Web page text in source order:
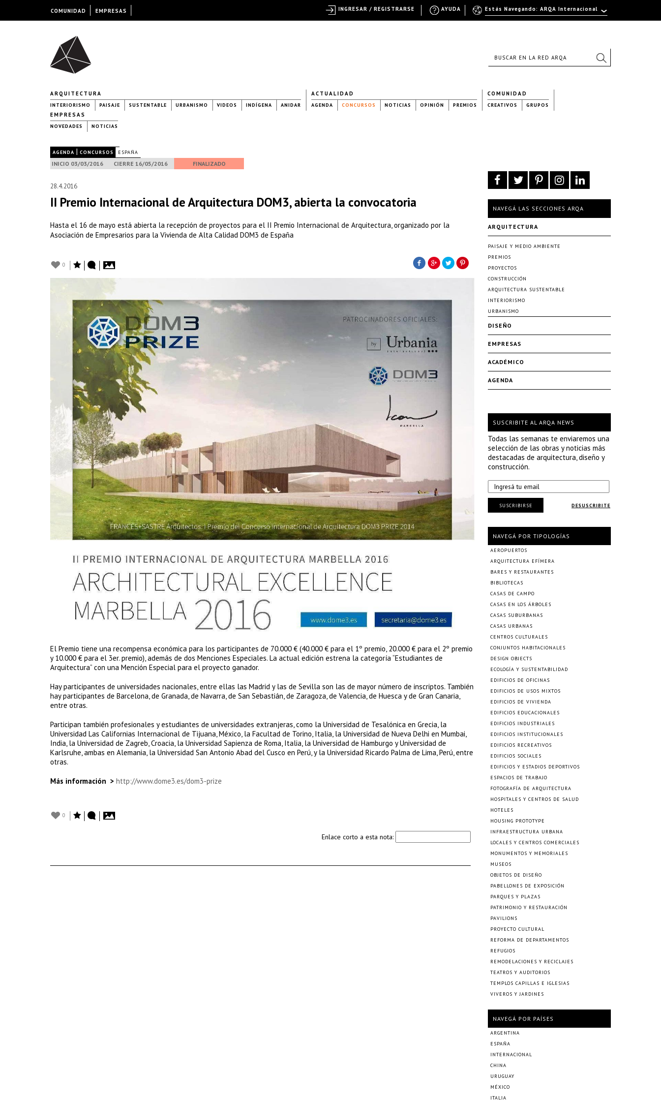
ARQUITECTURA
INTERIORISMO PAISAJE SUSTENTABLE URBANISMO VIDEOS INDÍGENA ANIDAR
ACTUALIDAD
AGENDA CONCURSOS NOTICIAS OPINIÓN PREMIOS
COMUNIDAD
CREATIVOS GRUPOS
EMPRESAS
NOVEDADES NOTICIAS
AGENDA | CONCURSOS ESPAÑA
INICIO 03/03/2016 CIERRE 16/05/2016 FINALIZADO
28.4.2016
II Premio Internacional de Arquitectura DOM3, abierta la convocatoria
Hasta el 16 de mayo está abierta la recepción de proyectos para el II Premio Internacional de Arquitectura, organizado por la
Asociación de Empresarios para la Vivienda de Alta Calidad DOM3 de España
0
El Premio tiene una recompensa económica para los participantes de 70.000 € (40.000 € para el 1º premio, 20.000 € para el 2º premio
y 10.000 € para el 3er. premio), además de dos Menciones Especiales. La actual edición estrena la categoría “Estudiantes de
Arquitectura” con una Mención Especial para el proyecto ganador.
Hay participantes de universidades nacionales, entre ellas las Madrid y las de Sevilla son las de mayor número de inscriptos. También
hay participantes de Barcelona, de Granada, de Navarra, de San Sebastián, de Zaragoza, de Valencia, de Huesca y de Gran Canaria,
entre otras.
Participan también profesionales y estudiantes de universidades extranjeras, como la Universidad de Tesalónica en Grecia, la
Universidad Las Californias Internacional de Tijuana, México, la Facultad de Torino, Italia, la Universidad de Nueva Delhi en Mumbai,
India, la Universidad de Zagreb, Croacia, la Universidad Sapienza de Roma, Italia, la Universidad de Hamburgo y Universidad de
Karlsruhe, ambas en Alemania, la Universidad San Antonio Abad del Cusco en Perú, y la Universidad Ricardo Palma de Lima, Perú, entre
otras.
Más información > http://www.dome3.es/dom3-prize
0
Enlace corto a esta nota:
NAVEGÁ LAS SECCIONES ARQA
ARQUITECTURA
PAISAJE Y MEDIO AMBIENTE
PREMIOS
PROYECTOS
CONSTRUCCIÓN
ARQUITECTURA SUSTENTABLE
INTERIORISMO
URBANISMO
DISEÑO
EMPRESAS
ACADÉMICO
AGENDA
SUSCRIBITE AL ARQA NEWS
Todas las semanas te enviaremos una
selección de las obras y noticias más
destacadas de arquitectura, diseño y
construcción.
DESUSCRIBITE
SUSCRIBIRSE
NAVEGÁ POR TIPOLOGÍAS
AEROPUERTOS
ARQUITECTURA EFÍMERA
BARES Y RESTAURANTES
BIBLIOTECAS
CASAS DE CAMPO
CASAS EN LOS ÁRBOLES
CASAS SUBURBANAS
CASAS URBANAS
CENTROS CULTURALES
CONJUNTOS HABITACIONALES
DESIGN OBJECTS
ECOLOGÍA Y SUSTENTABILIDAD
EDIFICIOS DE OFICINAS
EDIFICIOS DE USOS MIXTOS
EDIFICIOS DE VIVIENDA
EDIFICIOS EDUCACIONALES
EDIFICIOS INDUSTRIALES
EDIFICIOS INSTITUCIONALES
EDIFICIOS RECREATIVOS
EDIFICIOS SOCIALES
EDIFICIOS Y ESTADIOS DEPORTIVOS
ESPACIOS DE TRABAJO
FOTOGRAFÍA DE ARQUITECTURA
HOSPITALES Y CENTROS DE SALUD
HOTELES
HOUSING PROTOTYPE
INFRAESTRUCTURA URBANA
LOCALES Y CENTROS COMERCIALES
MONUMENTOS Y MEMORIALES
MUSEOS
OBJETOS DE DISEÑO
PABELLONES DE EXPOSICIÓN
PARQUES Y PLAZAS
PATRIMONIO Y RESTAURACIÓN
PAVILIONS
PROYECTO CULTURAL
REFORMA DE DEPARTAMENTOS
REFUGIOS
REMODELACIONES Y RECICLAJES
TEATROS Y AUDITORIOS
TEMPLOS CAPILLAS E IGLESIAS
VIVEROS Y JARDINES
NAVEGÁ POR PAÍSES
ARGENTINA
ESPAÑA
INTERNACIONAL
CHINA
URUGUAY
MÉXICO
ITALIA
COMUNIDAD EMPRESAS Estás Navegando: ARQA Internacional
AYUDA
INGRESAR / REGISTRARSE